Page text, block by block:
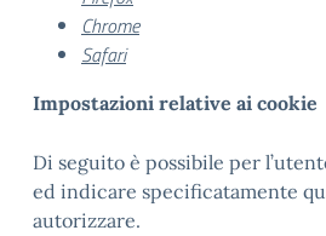
Chrome
Safari
Impostazioni relative ai cookie
Di seguito è possibile per
ed indicare specificatamente
autorizzare.